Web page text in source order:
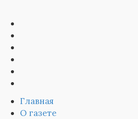
Главная
О газете